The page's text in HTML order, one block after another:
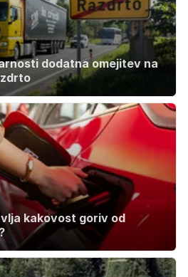
dodatna omejitev na
kakovost goriv od